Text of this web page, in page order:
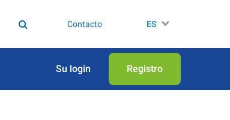
Contacto ES
Su login Registro